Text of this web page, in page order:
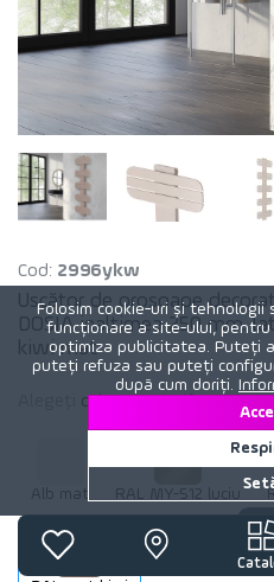
Cod: 2996ykw
Uscător de prosoape
DOSIA inaltimea 250 mm.
kiwi mat
culoarecalorifer:RAL
Alb mat RAL MY-512 luciu
Folosim cookie-uri și tehnologii
funcționare a site-ului,
optimiza publicitatea. Puteți
puteți refuza sau puteți
după cum doriți.